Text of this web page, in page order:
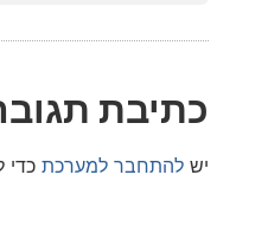
תגובה
למערכתכדי לכתוב תגובה.